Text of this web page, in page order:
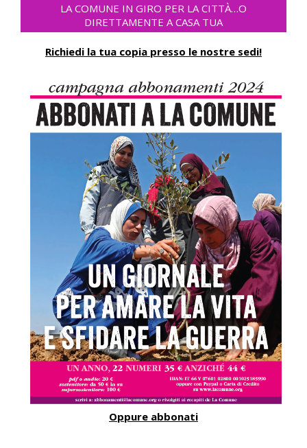
LA COMUNE IN GIRO PER LA CITTÀ…O
DIRETTAMENTE A CASA TUA
Richiedi la tua copia presso le nostre sedi!
Oppure abbonati